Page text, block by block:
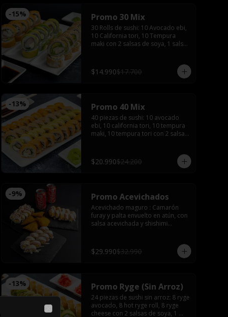
-15% Promo 30 Mix
30 Rolls de sushi: 10 Avocado ebi,
10 California tori, 10 Tempura
maki con 2 salsas de soya, 1 salsa
$14.990$17.700
-13% Promo 40 Mix
40 piezas de sushi: 10 avocado
ebi, 10 california tori, 10 tempura
maki, 10 tempura tori con 2 salsas
$20.990$24.200
-9% Promo Acevichados
Acevichado maguro : Camarón
furay y palta envuelto en atún, con
salsa acevichada y shishimi
y salmón con salsa acevichada.
Acevichado tako: Pulpo furay,
2 latas de bebida (coca, sprite o
fanta)
$29.990$32.990
-13% Promo Ryge (Sin Arroz)
24 piezas de sushi sin arroz: 8 ryge
avocado, 8 hot ryge roll, 8 ryge
cheese con 2 salsas de soya, 1